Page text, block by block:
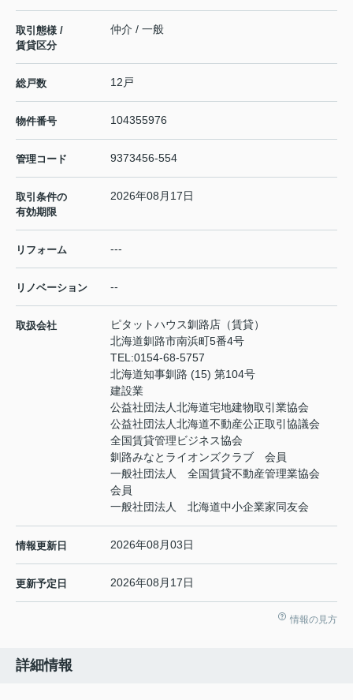
取引態様 /
賃貸区分
仲介 / 一般
総戸数 12戸
物件番号 104355976
管理コード 9373456-554
取引条件の
有効期限
2026年08月17日
リフォーム ---
リノベーション --
取扱会社
ピタットハウス釧路店（賃貸）
北海道釧路市南浜町5番4号
TEL:0154-68-5757
北海道知事釧路 (15) 第104号
建設業
公益社団法人北海道宅地建物取引業協会
公益社団法人北海道不動産公正取引協議会
全国賃貸管理ビジネス協会
釧路みなとライオンズクラブ 会員
一般社団法人 全国賃貸不動産管理業協会
会員
一般社団法人 北海道中小企業家同友会
情報更新日 2026年08月03日
更新予定日 2026年08月17日
情報の見方
詳細情報